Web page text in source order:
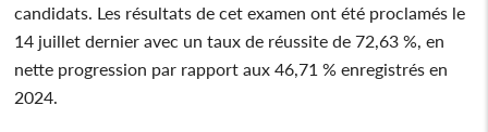
candidats. Les résultats de cet examen ont été proclamés le
14 juillet dernier avec un taux de réussite de 72,63 %, en
nette progression par rapport aux 46,71 % enregistrés en
2024.